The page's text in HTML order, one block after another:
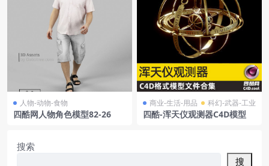
人物-动物-食物
四酷网人物角色模型82-26
商业-生活-用品 科幻-武器-工业
四酷-浑天仪观测器C4D模型
搜索
搜